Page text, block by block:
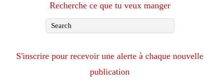
Recherche ce que tu veux manger
S'inscrire pour recevoir une alerte à chaque nouvelle
publication